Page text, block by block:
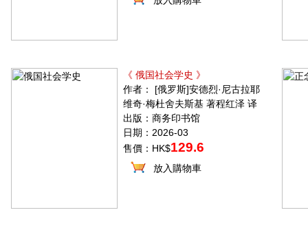
《 俄国社会学史 》
作者： [俄罗斯]安德烈·尼古拉耶
维奇·梅杜舍夫斯基 著程红泽 译
出版：商务印书馆
日期：2026-03
售價：HK$129.6
放入購物車